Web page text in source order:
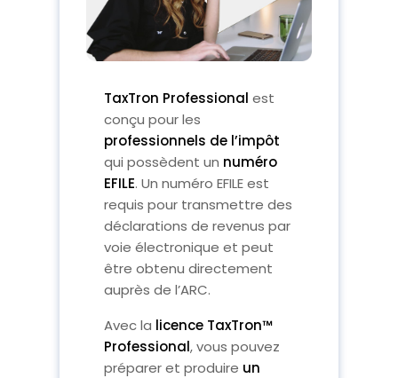
TaxTron Professional est
conçu pour les
professionnels de l’impôt
qui possèdent un numéro
EFILE. Un numéro EFILE est
requis pour transmettre des
déclarations de revenus par
voie électronique et peut
être obtenu directement
auprès de l’ARC.
Avec la licence TaxTron™
Professional, vous pouvez
préparer et produire un